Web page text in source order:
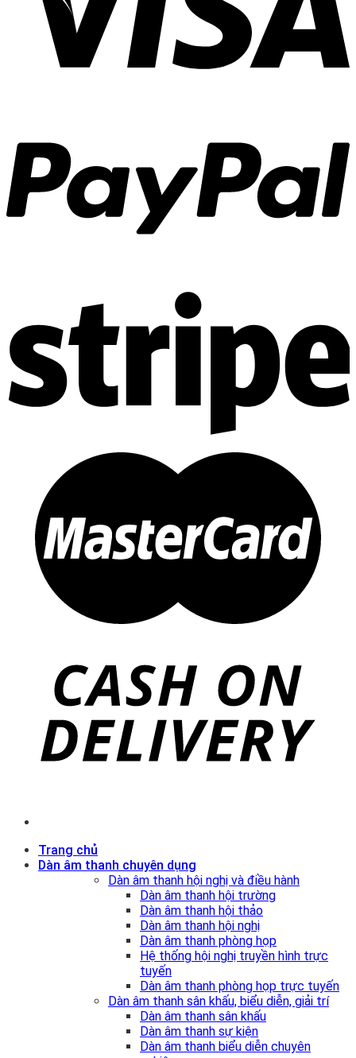
Trang chủ
Dàn âm thanh chuyên dụng
Dàn âm thanh hội nghị và điều hành
Dàn âm thanh hội trường
Dàn âm thanh hội thảo
Dàn âm thanh hội nghị
Dàn âm thanh phòng họp
Hệ thống hội nghị truyền hình trực
tuyến
Dàn âm thanh phòng họp trực tuyến
Dàn âm thanh sân khấu, biểu diễn, giải trí
Dàn âm thanh sân khấu
Dàn âm thanh sự kiện
Dàn âm thanh biểu diễn chuyên